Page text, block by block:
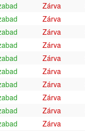
Zárva
Zárva
Zárva
Zárva
Zárva
Zárva
Zárva
Zárva
Zárva
Zárva